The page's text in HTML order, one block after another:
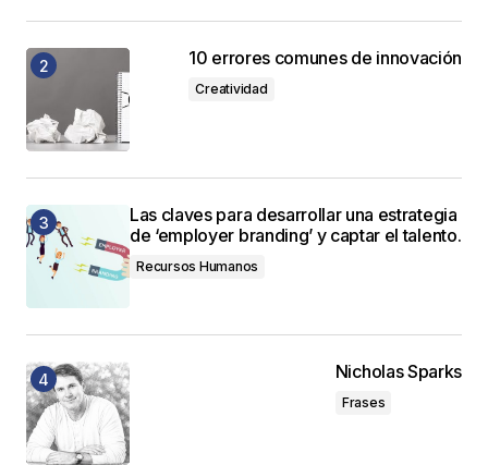
10 errores comunes de innovación
Creatividad
Las claves para desarrollar una estrategia
de ‘employer branding’ y captar el talento.
Recursos Humanos
Nicholas Sparks
Frases